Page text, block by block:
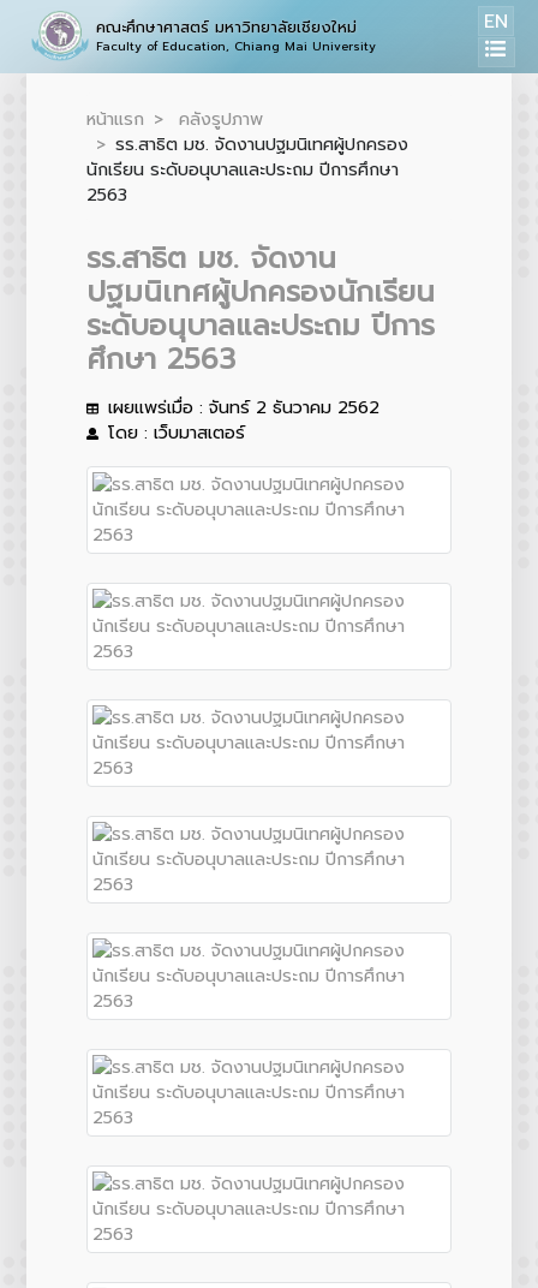
คณะศึกษาศาสตร์ มหาวิทยาลัยเชียงใหม่
Faculty of Education, Chiang Mai University
EN
หน้าแรก
คลังรูปภาพ
รร.สาธิต มช. จัดงานปฐมนิเทศผู้ปกครอง
นักเรียน ระดับอนุบาลและประถม ปีการศึกษา
2563
รร.สาธิต มช. จัดงาน
ปฐมนิเทศผู้ปกครองนักเรียน
ระดับอนุบาลและประถม ปีการ
ศึกษา 2563
เผยแพร่เมื่อ : จันทร์ 2 ธันวาคม 2562
โดย : เว็บมาสเตอร์